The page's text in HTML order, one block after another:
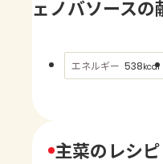
ェノバソースの
エネルギー 538kcal
主菜のレシピ